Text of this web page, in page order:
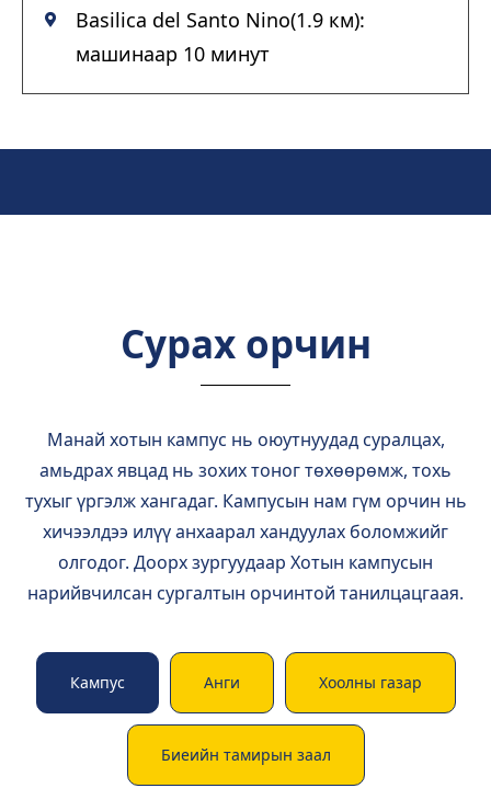
Basilica del Santo Nino(1.9 км):
машинаар 10 минут
Сурах орчин
Манай хотын кампус нь оюутнуудад суралцах,
амьдрах явцад нь зохих тоног төхөөрөмж, тохь
тухыг үргэлж хангадаг. Кампусын нам гүм орчин нь
хичээлдээ илүү анхаарал хандуулах боломжийг
олгодог. Доорх зургуудаар Хотын кампусын
нарийвчилсан сургалтын орчинтой танилцацгаая.
Кампус Анги Хоолны газар
Биеийн тамирын заал